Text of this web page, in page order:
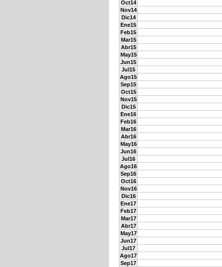
Oct14
Nov14
Dic14
Ene15
Feb15
Mar15
Abr15
May15
Jun15
Jul15
Ago15
Sep15
Oct15
Nov15
Dic15
Ene16
Feb16
Mar16
Abr16
May16
Jun16
Jul16
Ago16
Sep16
Oct16
Nov16
Dic16
Ene17
Feb17
Mar17
Abr17
May17
Jun17
Jul17
Ago17
Sep17